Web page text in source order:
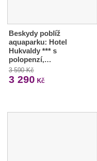
Beskydy poblíž
aquaparku: Hotel
Hukvaldy *** s
polopenzí,…
3 590 Kč
3 290 Kč